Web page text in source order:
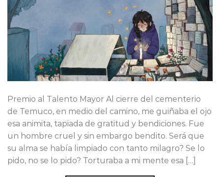
Premio al Talento Mayor Al cierre del cementerio
de Temuco, en medio del camino, me guiñaba el ojo
esa animita, tapiada de gratitud y bendiciones. Fue
un hombre cruel y sin embargo bendito. Será que
su alma se había limpiado con tanto milagro? Se lo
pido, no se lo pido? Torturaba a mi mente esa […]